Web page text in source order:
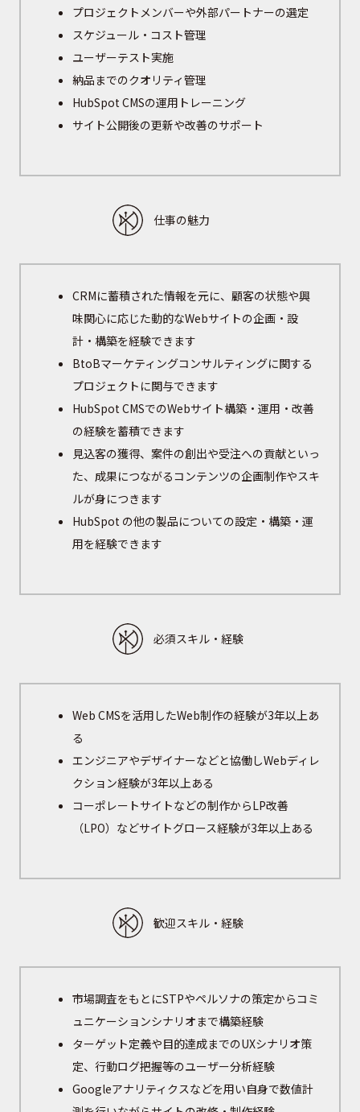
プロジェクトメンバーや外部パートナーの選定
スケジュール・コスト管理
ユーザーテスト実施
納品までのクオリティ管理
HubSpot CMSの運用トレーニング
サイト公開後の更新や改善のサポート
仕事の魅力
CRMに蓄積された情報を元に、顧客の状態や興
味関心に応じた動的なWebサイトの企画・設
計・構築を経験できます
BtoBマーケティングコンサルティングに関する
プロジェクトに関与できます
HubSpot CMSでのWebサイト構築・運用・改善
の経験を蓄積できます
見込客の獲得、案件の創出や受注への貢献といっ
た、成果につながるコンテンツの企画制作やスキ
ルが身につきます
HubSpot の他の製品についての設定・構築・運
用を経験できます
必須スキル・経験
Web CMSを活用したWeb制作の経験が3年以上あ
る
エンジニアやデザイナーなどと協働しWebディレ
クション経験が3年以上ある
コーポレートサイトなどの制作からLP改善
（LPO）などサイトグロース経験が3年以上ある
歓迎スキル・経験
市場調査をもとにSTPやペルソナの策定からコミ
ュニケーションシナリオまで構築経験
ターゲット定義や目的達成までのUXシナリオ策
定、行動ログ把握等のユーザー分析経験
Googleアナリティクスなどを用い自身で数値計